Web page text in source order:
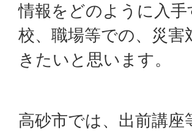
情報をどのように入
校、職場等での、災
きたいと思います。
高砂市では、出前講